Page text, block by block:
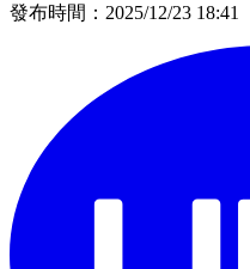
發布時間：2025/12/23 18:41